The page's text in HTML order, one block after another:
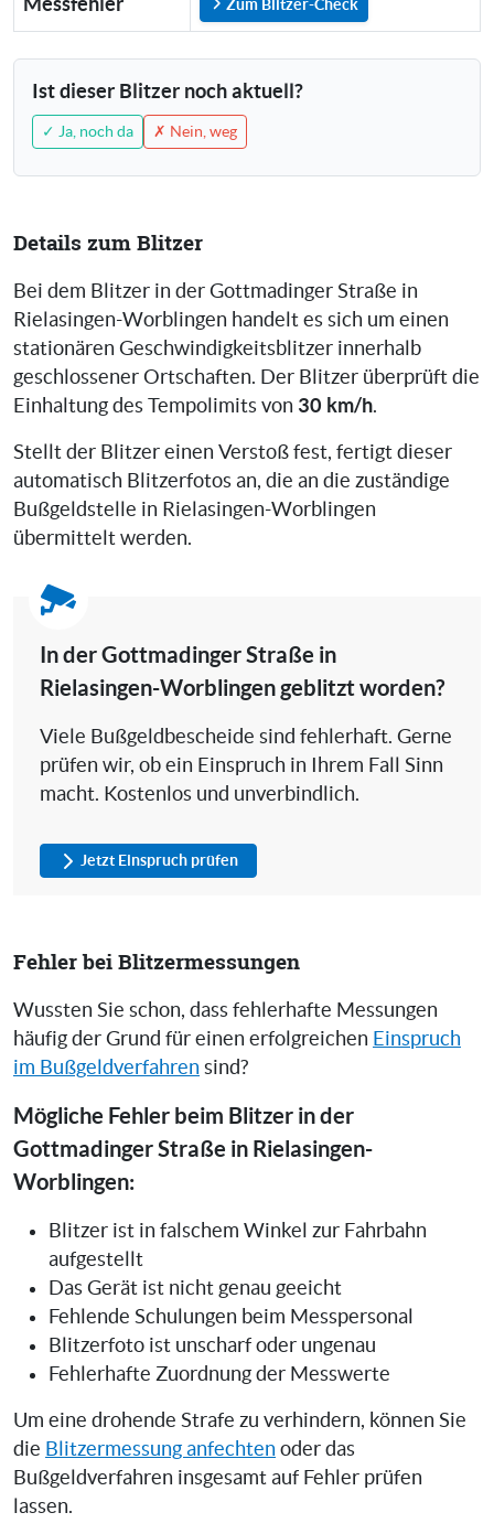
Zum Blitzer-Check
Ist dieser Blitzer noch aktuell?
✓ Ja, noch da ✗ Nein, weg
Details zum Blitzer
Bei dem Blitzer in der Gottmadinger Straße in
Rielasingen-Worblingen handelt es sich um einen
stationären Geschwindigkeitsblitzer innerhalb
geschlossener Ortschaften. Der Blitzer überprüft die
Einhaltung des Tempolimits von 30 km/h.
Stellt der Blitzer einen Verstoß fest, fertigt dieser
automatisch Blitzerfotos an, die an die zuständige
Bußgeldstelle in Rielasingen-Worblingen
übermittelt werden.
In der Gottmadinger Straße in
Rielasingen-Worblingen geblitzt worden?
Viele Bußgeldbescheide sind fehlerhaft. Gerne
prüfen wir, ob ein Einspruch in Ihrem Fall Sinn
macht. Kostenlos und unverbindlich.
Jetzt Einspruch prüfen
Fehler bei Blitzermessungen
Wussten Sie schon, dass fehlerhafte Messungen
häufig der Grund für einen erfolgreichen Einspruch
im Bußgeldverfahren sind?
Mögliche Fehler beim Blitzer in der
Gottmadinger Straße in Rielasingen-
Worblingen:
Blitzer ist in falschem Winkel zur Fahrbahn
aufgestellt
Das Gerät ist nicht genau geeicht
Fehlende Schulungen beim Messpersonal
Blitzerfoto ist unscharf oder ungenau
Fehlerhafte Zuordnung der Messwerte
Um eine drohende Strafe zu verhindern, können Sie
die Blitzermessung anfechten oder das
Bußgeldverfahren insgesamt auf Fehler prüfen
lassen.